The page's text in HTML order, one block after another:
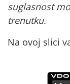
suglasnost
trenutku.
Na ovoj slici